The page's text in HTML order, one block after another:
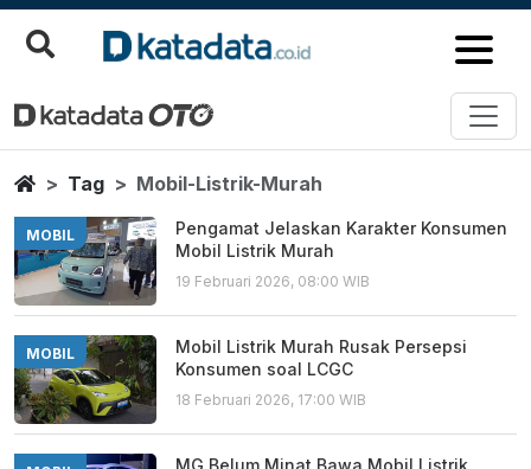
Mobil Listrik Murah
Berita Terbaru
HomeTag Mobil-Listrik-Murah
MOBIL
Pengamat Jelaskan Karakter Konsumen
Mobil Listrik Murah
19 Februari 2026, 08:00 WIB
MOBIL
Mobil Listrik Murah Rusak Persepsi
Konsumen soal LCGC
18 Februari 2026, 17:00 WIB
MG Belum Minat Bawa Mobil Listrik